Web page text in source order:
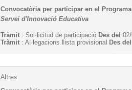
Convocatòria per participar en el Programa
Servei d'Innovació Educativa
Tràmit : Sol·licitud de participació Des del
Tràmit : Al·legacions llista provisional Des del
Altres